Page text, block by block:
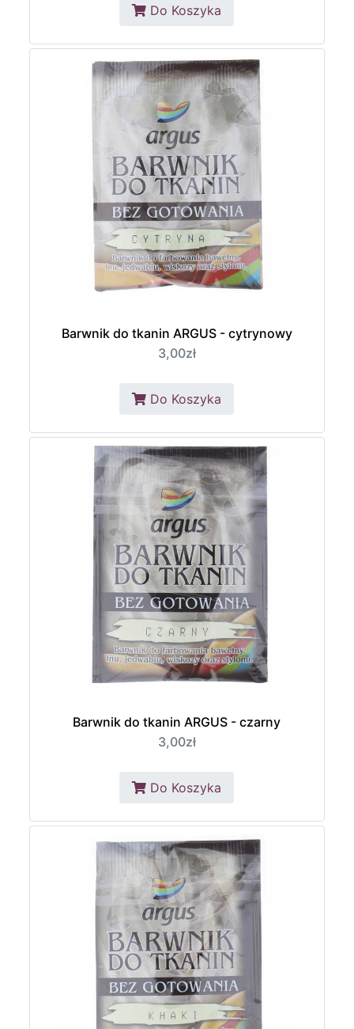
Do Koszyka
Barwnik do tkanin ARGUS - cytrynowy
3,00zł
Do Koszyka
Barwnik do tkanin ARGUS - czarny
3,00zł
Do Koszyka